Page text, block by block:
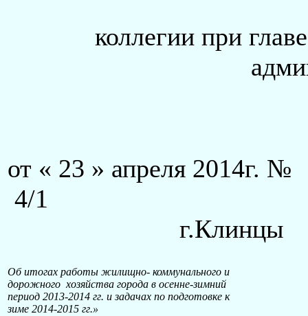
коллегии при
от « 23 » апреля 2014г. №
4/
г.Клинцы
Об итогах работы жилищно- коммунального и
дорожного хозяйства города в осенне-зимний
период 2013-2014 гг. и задачах по подготовке к
зиме 2014-2015 гг.»